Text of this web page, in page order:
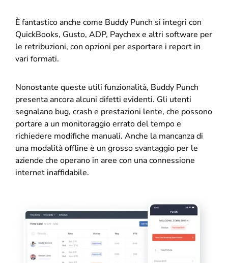
È fantastico anche come Buddy Punch si integri con
QuickBooks, Gusto, ADP, Paychex e altri software per
le retribuzioni, con opzioni per esportare i report in
vari formati.
Nonostante queste utili funzionalità, Buddy Punch
presenta ancora alcuni difetti evidenti. Gli utenti
segnalano bug, crash e prestazioni lente, che possono
portare a un monitoraggio errato del tempo e
richiedere modifiche manuali. Anche la mancanza di
una modalità offline è un grosso svantaggio per le
aziende che operano in aree con una connessione
internet inaffidabile.